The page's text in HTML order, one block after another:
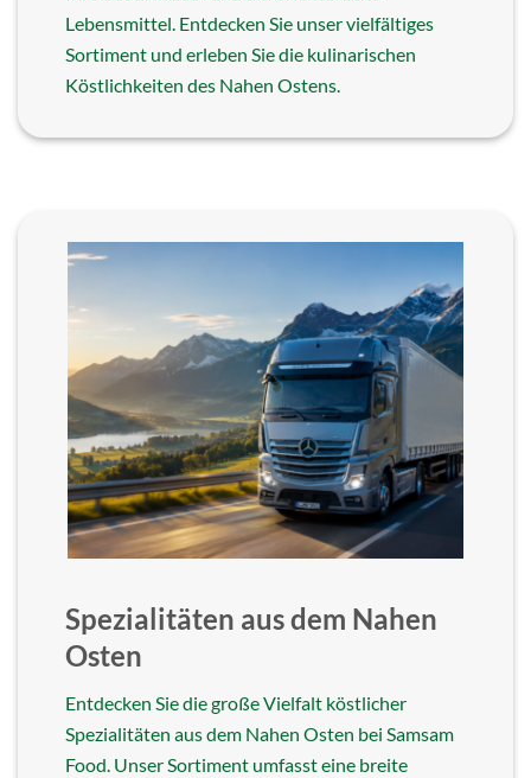
Lebensmittel. Entdecken Sie unser vielfältiges
Sortiment und erleben Sie die kulinarischen
Köstlichkeiten des Nahen Ostens.
Spezialitäten aus dem Nahen
Osten
Entdecken Sie die große Vielfalt köstlicher
Spezialitäten aus dem Nahen Osten bei Samsam
Food. Unser Sortiment umfasst eine breite